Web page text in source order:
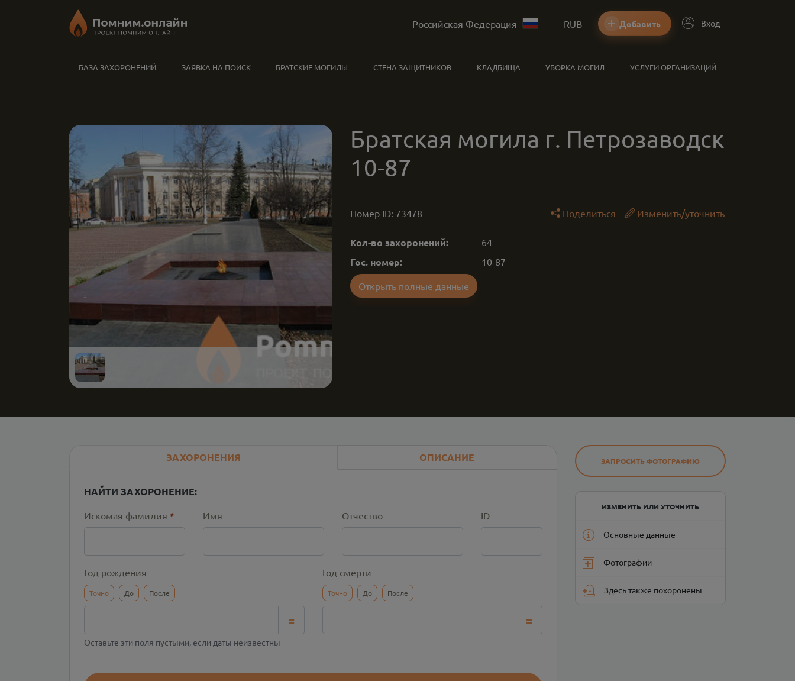
Российская Федерация RUB Добавить Вход
БАЗА ЗАХОРОНЕНИЙ ЗАЯВКА НА ПОИСК БРАТСКИЕ МОГИЛЫ СТЕНА ЗАЩИТНИКОВ КЛАДБИЩА УБОРКА МОГИЛ УСЛУГИ ОРГАНИЗАЦИЙ
Братская могила г. Петрозаводск
10-87
Номер ID: 73478 Поделиться Изменить/уточнить
Кол-во захоронений: 64
Гос. номер: 10-87
Открыть полные данные
ЗАХОРОНЕНИЯ ОПИСАНИЕ
НАЙТИ ЗАХОРОНЕНИЕ:
Искомая фамилия * Имя Отчество ID
Год рождения
Точно До После
=
Год смерти
Точно До После
=
Оставьте эти поля пустыми, если даты неизвестны
ЗАПРОСИТЬ ФОТОГРАФИЮ
ИЗМЕНИТЬ ИЛИ УТОЧНИТЬ
Основные данные
Фотографии
Здесь также похоронены